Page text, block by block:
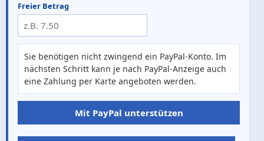
Freier Betrag
Sie benötigen nicht zwingend ein PayPal-Konto. Im
nächsten Schritt kann je nach PayPal-Anzeige auch
eine Zahlung per Karte angeboten werden.
Mit PayPal unterstützen